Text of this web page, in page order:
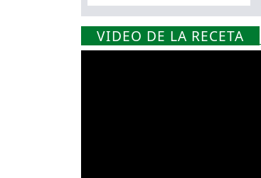
VIDEO DE LA RECETA